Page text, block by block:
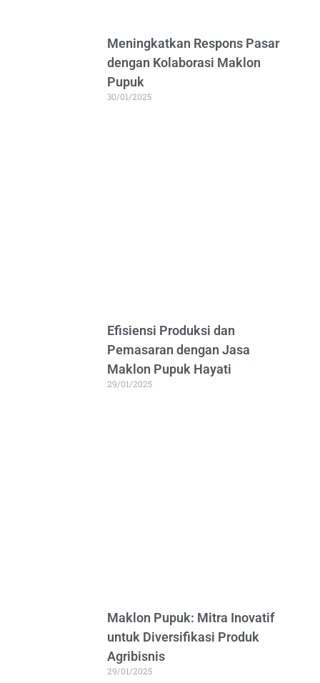
Meningkatkan Respons Pasar
dengan Kolaborasi Maklon
Pupuk
30/01/2025
Efisiensi Produksi dan
Pemasaran dengan Jasa
Maklon Pupuk Hayati
29/01/2025
Maklon Pupuk: Mitra Inovatif
untuk Diversifikasi Produk
Agribisnis
29/01/2025